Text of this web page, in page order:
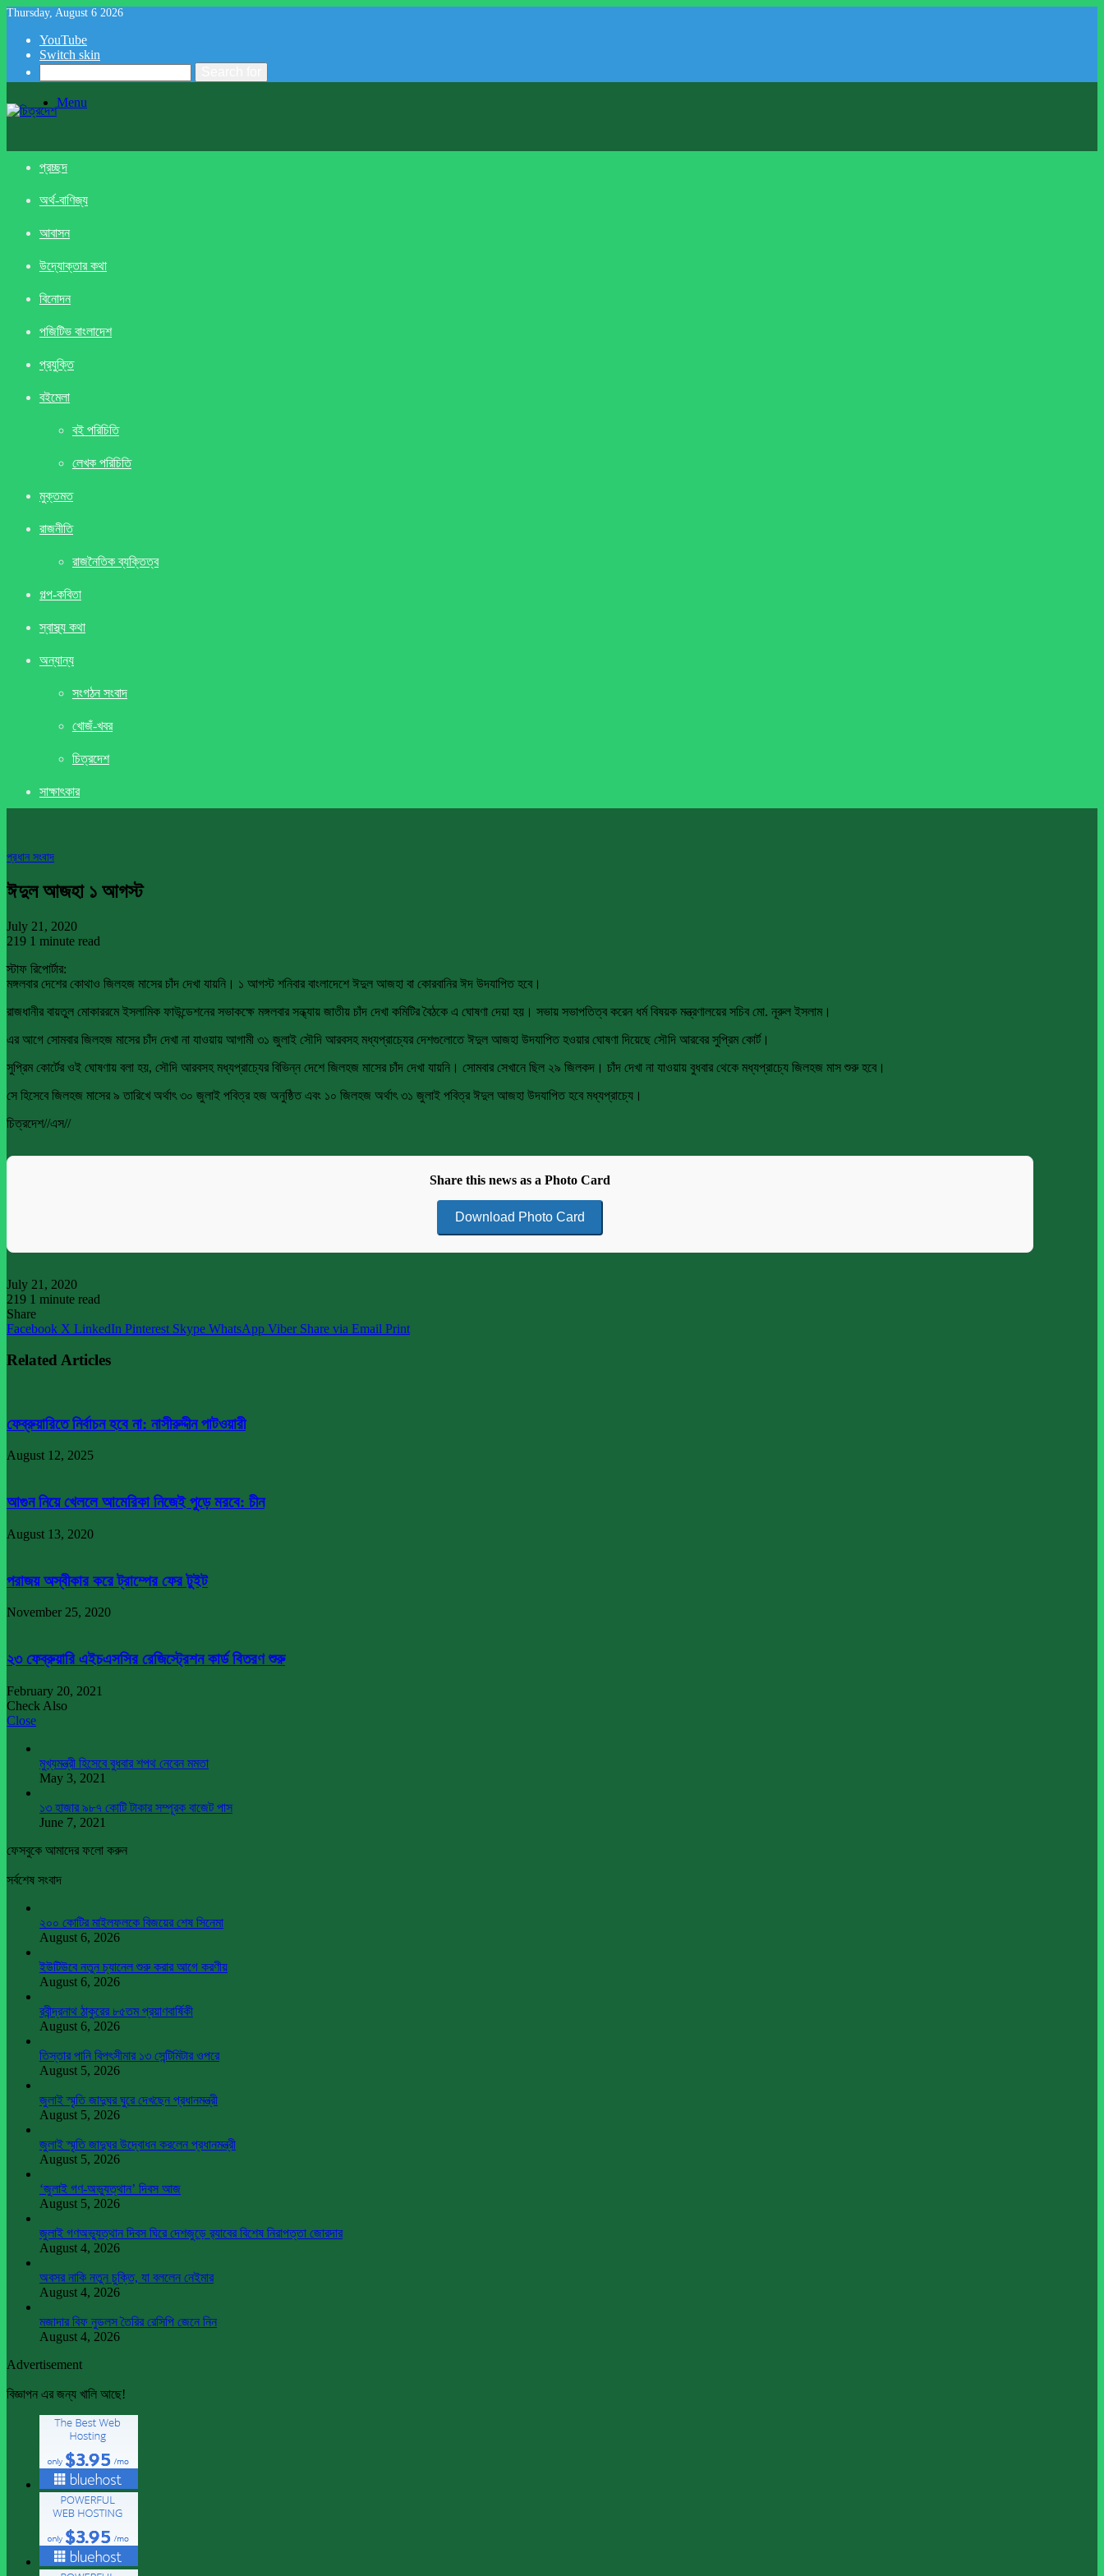
Thursday, August 6 2026
YouTube
Switch skin
Menu
প্রচ্ছদ
অর্থ-বাণিজ্য
আবাসন
উদ্যোক্তার কথা
বিনোদন
পজিটিভ বাংলাদেশ
প্রযুক্তি
বইমেলা
বই পরিচিতি
লেখক পরিচিতি
মুক্তমত
রাজনীতি
রাজনৈতিক ব্যক্তিত্ব
গল্প-কবিতা
স্বাস্থ্য কথা
অন্যান্য
সংগঠন সংবাদ
খােজঁ-খবর
চিত্রদেশ
সাক্ষাৎকার
প্রধান সংবাদ
ঈদুল আজহা ১ আগস্ট
July 21, 2020
219 1 minute read
স্টাফ রিপোর্টার:
মঙ্গলবার দেশের কোথাও জিলহজ মাসের চাঁদ দেখা যায়নি। ১ আগস্ট শনিবার বাংলাদেশে ঈদুল আজহা বা কোরবানির ঈদ উদযাপিত হবে।
রাজধানীর বায়তুল মোকাররমে ইসলামিক ফাউন্ডেশনের সভাকক্ষে মঙ্গলবার সন্ধ্যায় জাতীয় চাঁদ দেখা কমিটির বৈঠকে এ ঘোষণা দেয়া হয়। সভায় সভাপতিত্ব করেন ধর্ম বিষয়ক মন্ত্রণালয়ের সচিব মো. নূরুল ইসলাম।
এর আগে সোমবার জিলহজ মাসের চাঁদ দেখা না যাওয়ায় আগামী ৩১ জুলাই সৌদি আরবসহ মধ্যপ্রাচ্যের দেশগুলোতে ঈদুল আজহা উদযাপিত হওয়ার ঘোষণা দিয়েছে সৌদি আরবের সুপ্রিম কোর্ট।
সুপ্রিম কোর্টের ওই ঘোষণায় বলা হয়, সৌদি আরবসহ মধ্যপ্রাচ্যের বিভিন্ন দেশে জিলহজ মাসের চাঁদ দেখা যায়নি। সোমবার সেখানে ছিল ২৯ জিলকদ। চাঁদ দেখা না যাওয়ায় বুধবার থেকে মধ্যপ্রাচ্যে জিলহজ মাস শুরু হবে।
সে হিসেবে জিলহজ মাসের ৯ তারিখে অর্থাৎ ৩০ জুলাই পবিত্র হজ অনুষ্ঠিত এবং ১০ জিলহজ অর্থাৎ ৩১ জুলাই পবিত্র ঈদুল আজহা উদযাপিত হবে মধ্যপ্রাচ্যে।
চিত্রদেশ//এস//
Share this news as a Photo Card
Download Photo Card
July 21, 2020
219 1 minute read
Share
Facebook X LinkedIn Pinterest Skype WhatsApp Viber Share via Email Print
Related Articles
ফেব্রুয়ারিতে নির্বাচন হবে না: নাসীরুদ্দীন পাটওয়ারী
August 12, 2025
আগুন নিয়ে খেললে আমেরিকা নিজেই পুড়ে মরবে: চীন
August 13, 2020
পরাজয় অস্বীকার করে ট্রাম্পের ফের টুইট
November 25, 2020
২৩ ফেব্রুয়ারি এইচএসসির রেজিস্ট্রেশন কার্ড বিতরণ শুরু
February 20, 2021
Check Also
Close
মুখ্যমন্ত্রী হিসেবে বুধবার শপথ নেবেন মমতা
May 3, 2021
১৩ হাজার ৯৮৭ কোটি টাকার সম্পূরক বাজেট পাস
June 7, 2021
ফেসবুকে আমাদের ফলো করুন
সর্বশেষ সংবাদ
২০০ কোটির মাইলফলকে বিজয়ের শেষ সিনেমা
August 6, 2026
ইউটিউবে নতুন চ্যানেল শুরু করার আগে করণীয়
August 6, 2026
রবীন্দ্রনাথ ঠাকুরের ৮৫তম প্রয়াণবার্ষিকী
August 6, 2026
তিস্তার পানি বিপৎসীমার ১৩ সেন্টিমিটার ওপরে
August 5, 2026
জুলাই স্মৃতি জাদুঘর ঘুরে দেখছেন প্রধানমন্ত্রী
August 5, 2026
জুলাই স্মৃতি জাদুঘর উদ্বোধন করলেন প্রধানমন্ত্রী
August 5, 2026
‘জুলাই গণ-অভ্যুত্থান’ দিবস আজ
August 5, 2026
জুলাই গণঅভ্যুত্থান দিবস ঘিরে দেশজুড়ে র‌্যাবের বিশেষ নিরাপত্তা জোরদার
August 4, 2026
অবসর নাকি নতুন চুক্তি, যা বললেন নেইমার
August 4, 2026
মজাদার বিফ নুডলস তৈরির রেসিপি জেনে নিন
August 4, 2026
Advertisement
বিজ্ঞাপন এর জন্য খালি আছে!